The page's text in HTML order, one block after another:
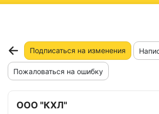
Подписаться на изменения
Пожаловаться на ошибку
ООО "КХЛ"